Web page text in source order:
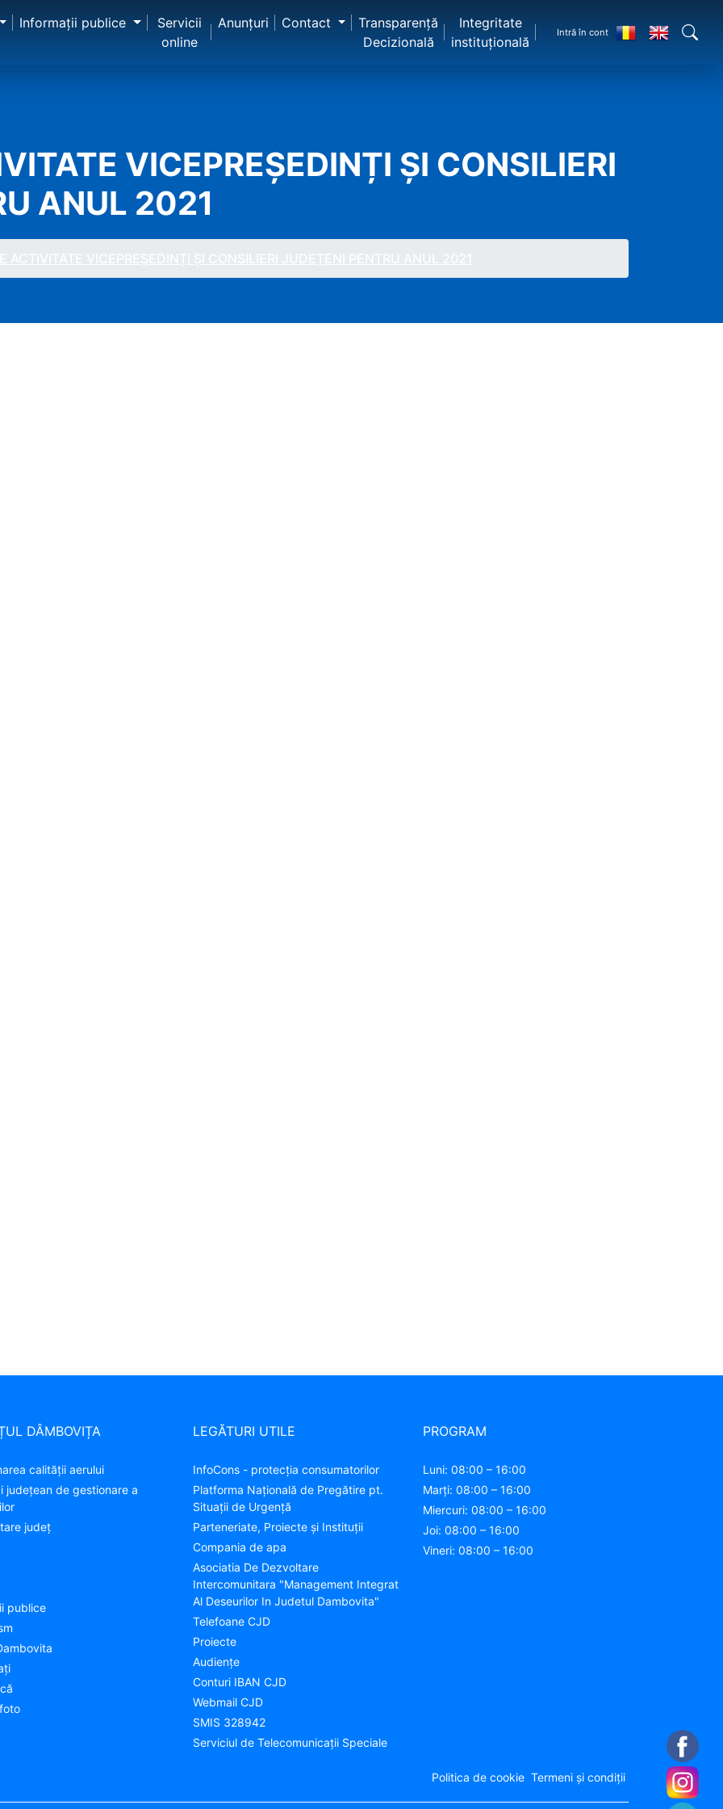
Informaţii publice
Servicii
online
Anunţuri Contact
Transparență
Decizională
Integritate
instituțională
Intră în cont
VICEPREȘEDINȚI ȘI CONSILIERI
ANUL 2021
DÂMBOVIȚA
calității aerului
județean de gestionare a
judeţ
publice
LEGĂTURI UTILE
InfoCons - protecția consumatorilor
Platforma Națională de Pregătire pt.
Situații de Urgență
Parteneriate, Proiecte și Instituții
Compania de apa
Asociatia De Dezvoltare
Intercomunitara "Management Integrat
Al Deseurilor In Judetul Dambovita"
Telefoane CJD
Proiecte
Audienţe
Conturi IBAN CJD
Webmail CJD
SMIS 328942
Serviciul de Telecomunicații Speciale
PROGRAM
Luni: 08:00 – 16:00
Marți: 08:00 – 16:00
Miercuri: 08:00 – 16:00
Joi: 08:00 – 16:00
Vineri: 08:00 – 16:00
Politica de cookie Termeni și condiții